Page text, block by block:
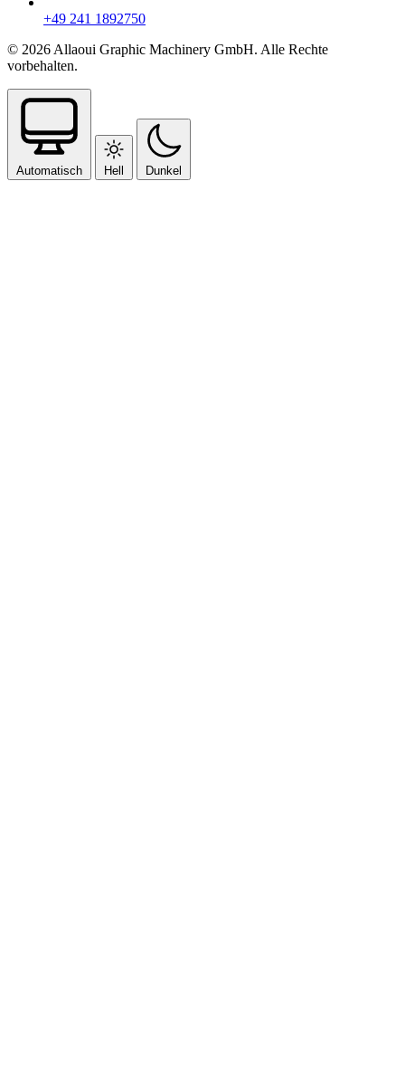
+49 241 1892750
© 2026 Allaoui Graphic Machinery GmbH. Alle Rechte
vorbehalten.
Automatisch Hell Dunkel